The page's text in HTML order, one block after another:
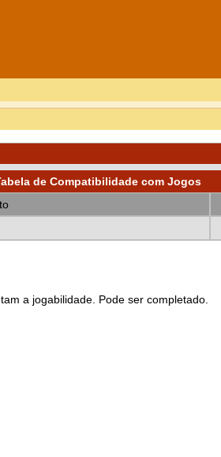
de Compatibilidade com Jogos
a jogabilidade. Pode ser completado.